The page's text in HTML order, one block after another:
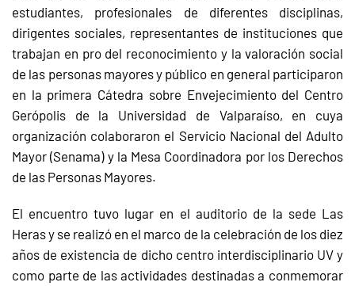
estudiantes, profesionales de diferentes disciplinas,
dirigentes sociales, representantes de instituciones que
trabajan en pro del reconocimiento y la valoración social
de las personas mayores y público en general participaron
en la primera Cátedra sobre Envejecimiento del Centro
Gerópolis de la Universidad de Valparaíso, en cuya
organización colaboraron el Servicio Nacional del Adulto
Mayor (Senama) y la Mesa Coordinadora por los Derechos
de las Personas Mayores.
El encuentro tuvo lugar en el auditorio de la sede Las
Heras y se realizó en el marco de la celebración de los diez
años de existencia de dicho centro interdisciplinario UV y
como parte de las actividades destinadas a conmemorar